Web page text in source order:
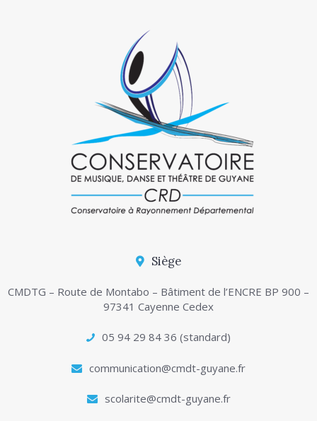
Siège
CMDTG – Route de Montabo – Bâtiment de l’ENCRE BP 900 –
97341 Cayenne Cedex
05 94 29 84 36 (standard)
communication@cmdt-guyane.fr
scolarite@cmdt-guyane.fr